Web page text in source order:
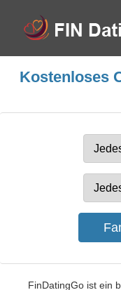
Kostenloses
FinDatingGo ist ein